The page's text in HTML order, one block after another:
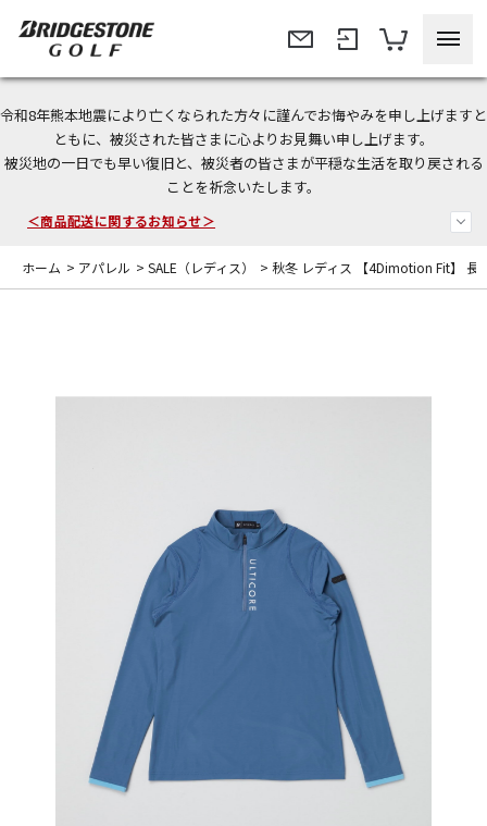
令和8年熊本地震により亡くなられた方々に謹んでお悔やみを申し上げますと
ともに、被災された皆さまに心よりお見舞い申し上げます。
被災地の一日でも早い復旧と、被災者の皆さまが平穏な生活を取り戻される
ことを祈念いたします。
＜夏季休暇中のご注文・発送・お問い合わせ＞
今なら新規会員登録で1,000円OFFクーポンプレゼント！
＜商品配送に関するお知らせ＞
ホーム > アパレル > SALE（レディス） > 秋冬 レディス 【4Dimotion Fit】 長